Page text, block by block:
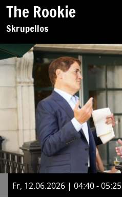
The Rookie
Skrupellos
Fr, 12.06.2026 | 04:40 - 05:25